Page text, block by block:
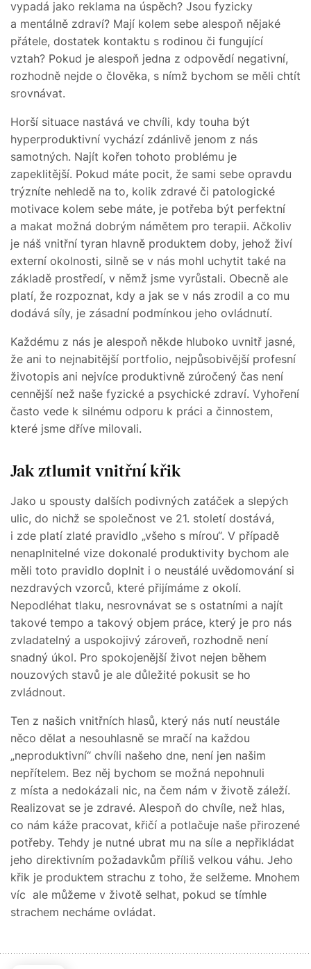
vypadá jako reklama na úspěch? Jsou fyzicky
a mentálně zdraví? Mají kolem sebe alespoň nějaké
přátele, dostatek kontaktu s rodinou či fungující
vztah? Pokud je alespoň jedna z odpovědí negativní,
rozhodně nejde o člověka, s nímž bychom se měli chtít
srovnávat.
Horší situace nastává ve chvíli, kdy touha být
hyperproduktivní vychází zdánlivě jenom z nás
samotných. Najít kořen tohoto problému je
zapeklitější. Pokud máte pocit, že sami sebe opravdu
trýzníte nehledě na to, kolik zdravé či patologické
motivace kolem sebe máte, je potřeba být perfektní
a makat možná dobrým námětem pro terapii. Ačkoliv
je náš vnitřní tyran hlavně produktem doby, jehož živí
externí okolnosti, silně se v nás mohl uchytit také na
základě prostředí, v němž jsme vyrůstali. Obecně ale
platí, že rozpoznat, kdy a jak se v nás zrodil a co mu
dodává síly, je zásadní podmínkou jeho ovládnutí.
Každému z nás je alespoň někde hluboko uvnitř jasné,
že ani to nejnabitější portfolio, nejpůsobivější profesní
životopis ani nejvíce produktivně zúročený čas není
cennější než naše fyzické a psychické zdraví. Vyhoření
často vede k silnému odporu k práci a činnostem,
které jsme dříve milovali.
Jak ztlumit vnitřní křik
Jako u spousty dalších podivných zatáček a slepých
ulic, do nichž se společnost ve 21. století dostává,
i zde platí zlaté pravidlo „všeho s mírou“. V případě
nenaplnitelné vize dokonalé produktivity bychom ale
měli toto pravidlo doplnit i o neustálé uvědomování si
nezdravých vzorců, které přijímáme z okolí.
Nepodléhat tlaku, nesrovnávat se s ostatními a najít
takové tempo a takový objem práce, který je pro nás
zvladatelný a uspokojivý zároveň, rozhodně není
snadný úkol. Pro spokojenější život nejen během
nouzových stavů je ale důležité pokusit se ho
zvládnout.
Ten z našich vnitřních hlasů, který nás nutí neustále
něco dělat a nesouhlasně se mračí na každou
„neproduktivní“ chvíli našeho dne, není jen našim
nepřítelem. Bez něj bychom se možná nepohnuli
z místa a nedokázali nic, na čem nám v životě záleží.
Realizovat se je zdravé. Alespoň do chvíle, než hlas,
co nám káže pracovat, křičí a potlačuje naše přirozené
potřeby. Tehdy je nutné ubrat mu na síle a nepřikládat
jeho direktivním požadavkům příliš velkou váhu. Jeho
křik je produktem strachu z toho, že selžeme. Mnohem
víc ale můžeme v životě selhat, pokud se tímhle
strachem necháme ovládat.